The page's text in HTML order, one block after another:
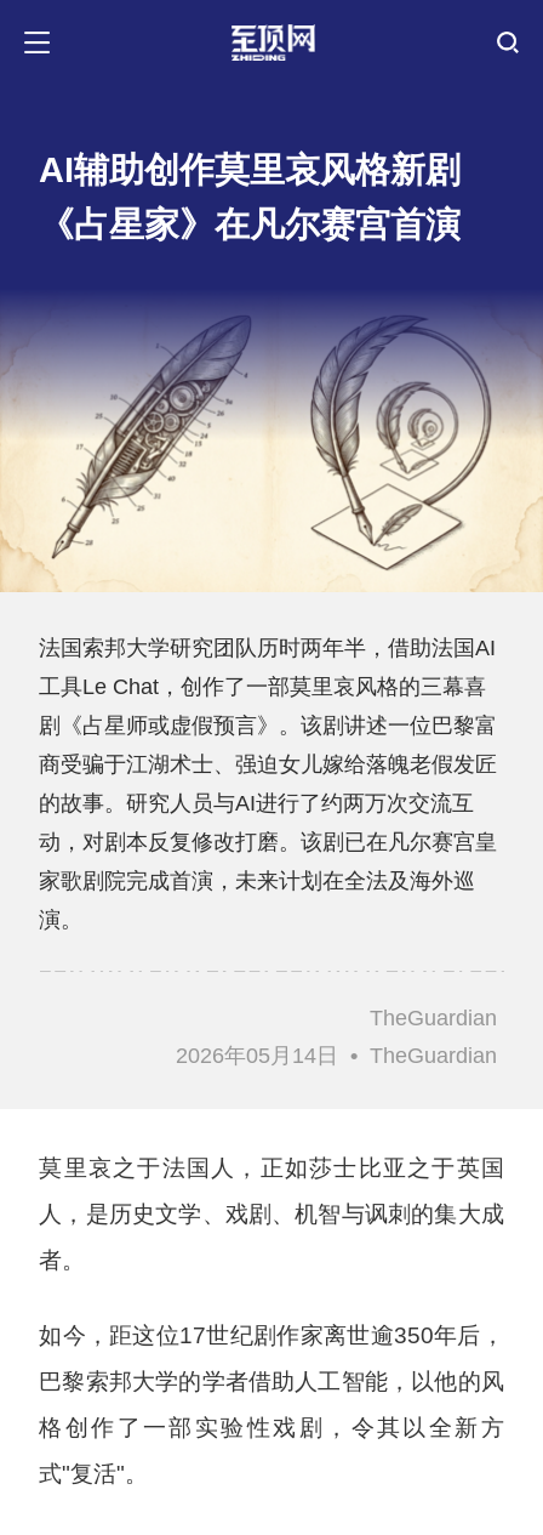
AI辅助创作莫里哀风格新剧
《占星家》在凡尔赛宫首演
法国索邦大学研究团队历时两年半，借助法国AI
工具Le Chat，创作了一部莫里哀风格的三幕喜
剧《占星师或虚假预言》。该剧讲述一位巴黎富
商受骗于江湖术士、强迫女儿嫁给落魄老假发匠
的故事。研究人员与AI进行了约两万次交流互
动，对剧本反复修改打磨。该剧已在凡尔赛宫皇
家歌剧院完成首演，未来计划在全法及海外巡
演。
TheGuardian
2026年05月14日
• TheGuardian
莫里哀之于法国人，正如莎士比亚之于英国
人，是历史文学、戏剧、机智与讽刺的集大成
者。
如今，距这位17世纪剧作家离世逾350年后，
巴黎索邦大学的学者借助人工智能，以他的风
格创作了一部实验性戏剧，令其以全新方
式"复活"。